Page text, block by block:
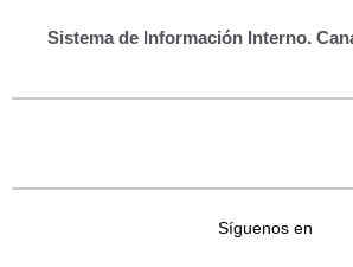
Sistema de Información Interno.
Síguenos en